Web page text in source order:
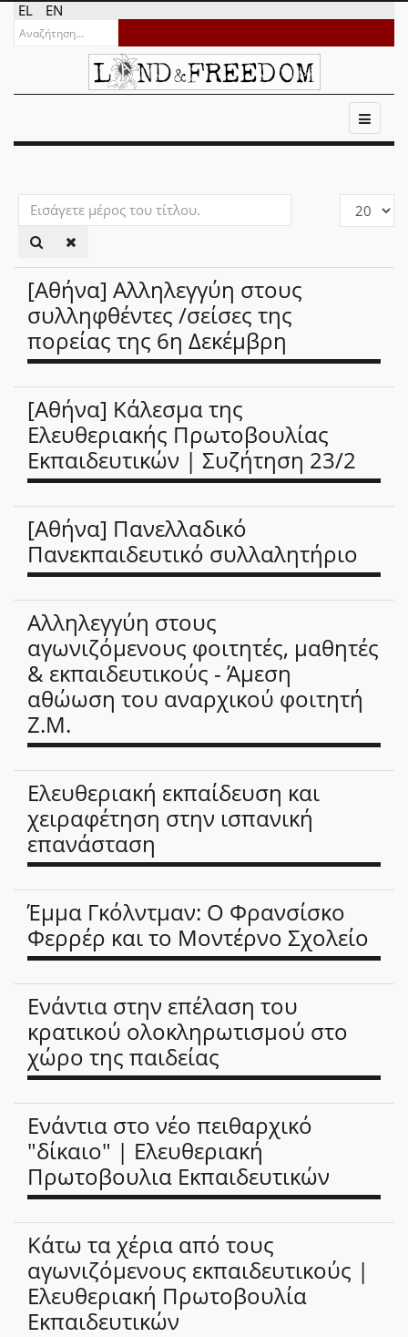
EL EN
Εισάγετε
μέρος
του
τίτλου.
Εμφάνιση
[Αθήνα] Αλληλεγγύη στους
συλληφθέντες /σείσες της
πορείας της 6η Δεκέμβρη
[Αθήνα] Κάλεσμα της
Ελευθεριακής Πρωτοβουλίας
Εκπαιδευτικών | Συζήτηση 23/2
[Αθήνα] Πανελλαδικό
Πανεκπαιδευτικό συλλαλητήριο
Αλληλεγγύη στους
αγωνιζόμενους φοιτητές, μαθητές
& εκπαιδευτικούς - Άμεση
αθώωση του αναρχικού φοιτητή
Ζ.Μ.
Ελευθεριακή εκπαίδευση και
χειραφέτηση στην ισπανική
επανάσταση
Έμμα Γκόλντμαν: Ο Φρανσίσκο
Φερρέρ και το Μοντέρνο Σχολείο
Ενάντια στην επέλαση του
κρατικού ολοκληρωτισμού στο
χώρο της παιδείας
Ενάντια στο νέο πειθαρχικό
"δίκαιο" | Ελευθεριακή
Πρωτοβουλια Εκπαιδευτικών
Κάτω τα χέρια από τους
αγωνιζόμενους εκπαιδευτικούς |
Ελευθεριακή Πρωτοβουλία
Εκπαιδευτικών